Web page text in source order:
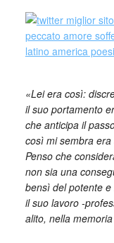
«Lei era così:
il suo portamento
che anticipa il
così mi sembra
Penso che
non sia una
bensì del potente
il suo lavoro -
alito, nella